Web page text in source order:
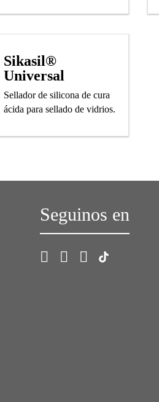
Sikasil®
Universal
Sellador de silicona de cura
ácida para sellado de vidrios.
Seguinos en